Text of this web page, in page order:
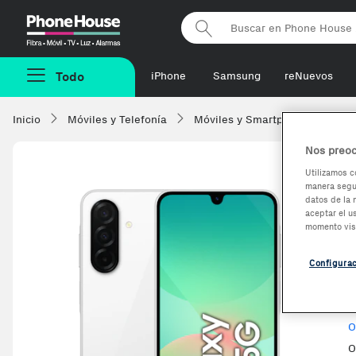
Phonehouse
Todo iPhone Samsung reNuevos
Inicio Móviles y Telefonía Móviles y Smartphones
-44,83€
Nos
Utilizamos
manera
datos de la
aceptar el
momento